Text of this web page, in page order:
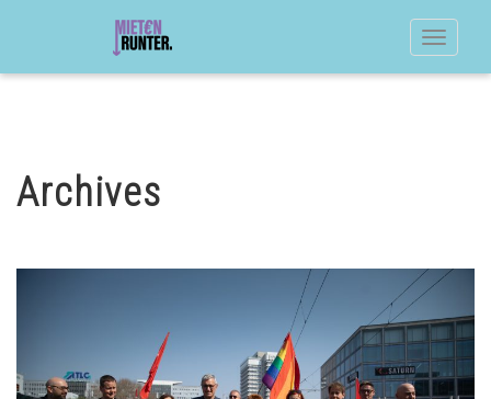
Toggle
Archives